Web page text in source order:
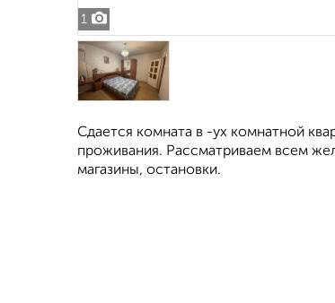
1
Сдается комната в -ух комнатной
проживания. Рассматриваем всем
магазины, остановки.